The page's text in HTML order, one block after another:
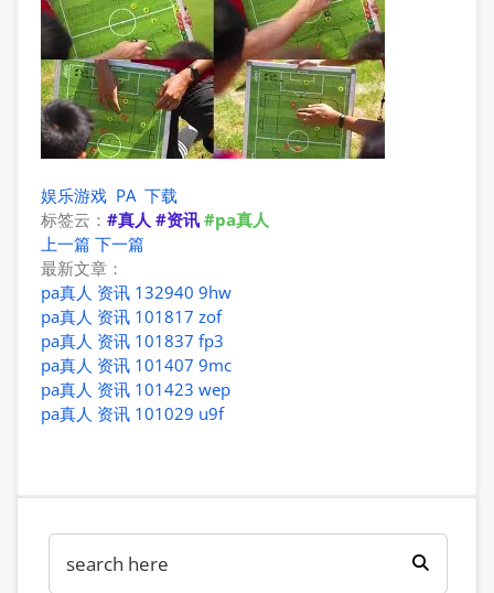
娱乐游戏 PA 下载
标签云： #真人 #资讯 #pa真人
上一篇 下一篇
最新文章：
pa真人 资讯 132940 9hw
pa真人 资讯 101817 zof
pa真人 资讯 101837 fp3
pa真人 资讯 101407 9mc
pa真人 资讯 101423 wep
pa真人 资讯 101029 u9f